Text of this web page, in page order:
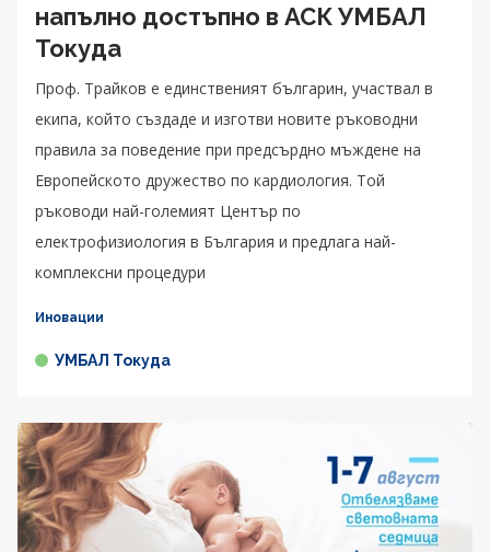
напълно достъпно в АСК УМБАЛ
Токуда
Проф. Трайков е единственият българин, участвал в
екипа, който създаде и изготви новите ръководни
правила за поведение при предсърдно мъждене на
Европейското дружество по кардиология. Той
ръководи най-големият Център по
електрофизиология в България и предлага най-
комплексни процедури
Иновации
УМБАЛ Токуда